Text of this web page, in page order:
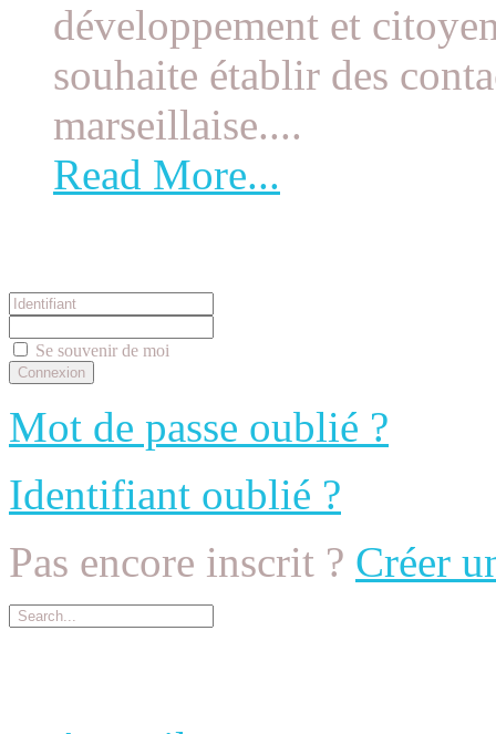
développement et
souhaite établir des
marseillaise....
Read More...
Se souvenir de moi
Mot de passe oublié ?
Identifiant oublié ?
Pas encore inscrit ? Créer